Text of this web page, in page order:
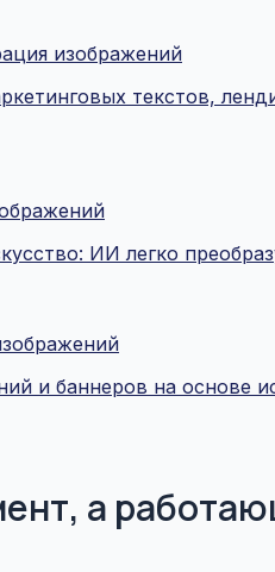
изображений
текстов,
ИИ легко
и баннеров на основе
а